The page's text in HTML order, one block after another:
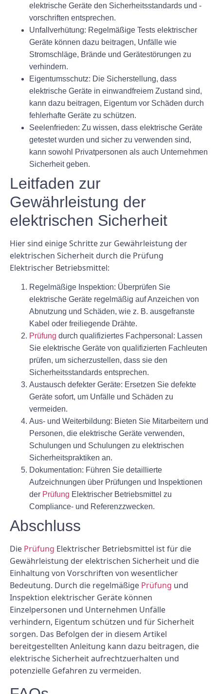
elektrische Geräte den Sicherheitsstandards und -
vorschriften entsprechen.
Unfallverhütung: Regelmäßige Tests elektrischer
Geräte können dazu beitragen, Unfälle wie
Stromschläge, Brände und Gerätestörungen zu
verhindern.
Eigentumsschutz: Die Sicherstellung, dass
elektrische Geräte in einwandfreiem Zustand sind,
kann dazu beitragen, Eigentum vor Schäden durch
fehlerhafte Geräte zu schützen.
Seelenfrieden: Zu wissen, dass elektrische Geräte
getestet wurden und sicher zu verwenden sind,
kann sowohl Privatpersonen als auch Unternehmen
Sicherheit geben.
Leitfaden zur
Gewährleistung der
elektrischen Sicherheit
Hier sind einige Schritte zur Gewährleistung der
elektrischen Sicherheit durch die Prüfung
Elektrischer Betriebsmittel:
Regelmäßige Inspektion: Überprüfen Sie
elektrische Geräte regelmäßig auf Anzeichen von
Abnutzung und Schäden, wie z. B. ausgefranste
Kabel oder freiliegende Drähte.
Prüfung durch qualifiziertes Fachpersonal: Lassen
Sie elektrische Geräte von qualifizierten Fachleuten
prüfen, um sicherzustellen, dass sie den
Sicherheitsstandards entsprechen.
Austausch defekter Geräte: Ersetzen Sie defekte
Geräte sofort, um Unfälle und Schäden zu
vermeiden.
Aus- und Weiterbildung: Bieten Sie Mitarbeitern und
Personen, die elektrische Geräte verwenden,
Schulungen und Schulungen zu elektrischen
Sicherheitspraktiken an.
Dokumentation: Führen Sie detaillierte
Aufzeichnungen über Prüfungen und Inspektionen
der Prüfung Elektrischer Betriebsmittel zu
Compliance- und Referenzzwecken.
Abschluss
Die Prüfung Elektrischer Betriebsmittel ist für die
Gewährleistung der elektrischen Sicherheit und die
Einhaltung von Vorschriften von wesentlicher
Bedeutung. Durch die regelmäßige Prüfung und
Inspektion elektrischer Geräte können
Einzelpersonen und Unternehmen Unfälle
verhindern, Eigentum schützen und für Sicherheit
sorgen. Das Befolgen der in diesem Artikel
bereitgestellten Anleitung kann dazu beitragen, die
elektrische Sicherheit aufrechtzuerhalten und
potenzielle Gefahren zu vermeiden.